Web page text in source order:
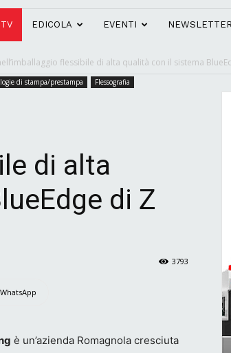
EDICOLA EVENTI
flessibile di alta qualità con il sistema
di stampa/prestampa
Flessografia
di alta
di Z
3793
WhatsApp
è un’azienda Romagnola cresciuta